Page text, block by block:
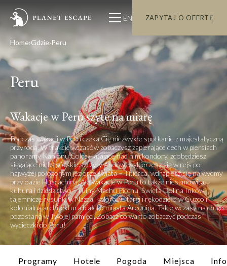
EN ZAPYTAJ O OFERTĘ
Home Gdzie Peru
Peru
Wakacje w Peru szyte na miarę
Podczas wakacji w Peru czeka Cię niezwykłe spotkanie z majestatyczną
przyrodą. W trakcie wczasów zobaczysz zapierające dech w piersiach
panoramy Kanionu Colca i latające nad nim kondory, zdobędziesz
sięgające nieba górskie szczyty Andów, wybierzesz się w rejs po
najwyżej położonym jeziorze świata – Titicaca, wdrapiesz się na wydmy
przy oazie Huacachina. Ale wakacje w Peru to także niesamowita
kultura i dziedzictwo – ruiny Machu Picchu, Święta Dolina Inków,
tajemnicze rysunki w Nazca, kolorowe targi i rękodzieło w Cuzco i
kolonialna architektura białego miasta Arequipa. Takie wczasy na długo
pozostaną w Twojej pamięci. Zobaczco warto zobaczyć podczas
wycieczki do Peru!
Programy Hotele Pogoda Miejsca